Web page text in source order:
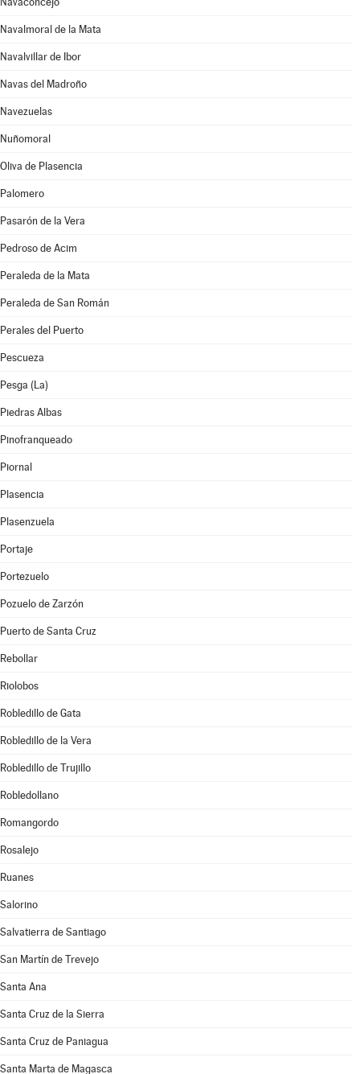
Navalmoral de la Mata
Navalvillar de Ibor
Navas del Madroño
Navezuelas
Nuñomoral
Oliva de Plasencia
Palomero
Pasarón de la Vera
Pedroso de Acim
Peraleda de la Mata
Peraleda de San Román
Perales del Puerto
Pescueza
Pesga (La)
Piedras Albas
Pinofranqueado
Piornal
Plasencia
Plasenzuela
Portaje
Portezuelo
Pozuelo de Zarzón
Puerto de Santa Cruz
Rebollar
Riolobos
Robledillo de Gata
Robledillo de la Vera
Robledillo de Trujillo
Robledollano
Romangordo
Rosalejo
Ruanes
Salorino
Salvatierra de Santiago
San Martín de Trevejo
Santa Ana
Santa Cruz de la Sierra
Santa Cruz de Paniagua
Santa Marta de Magasca